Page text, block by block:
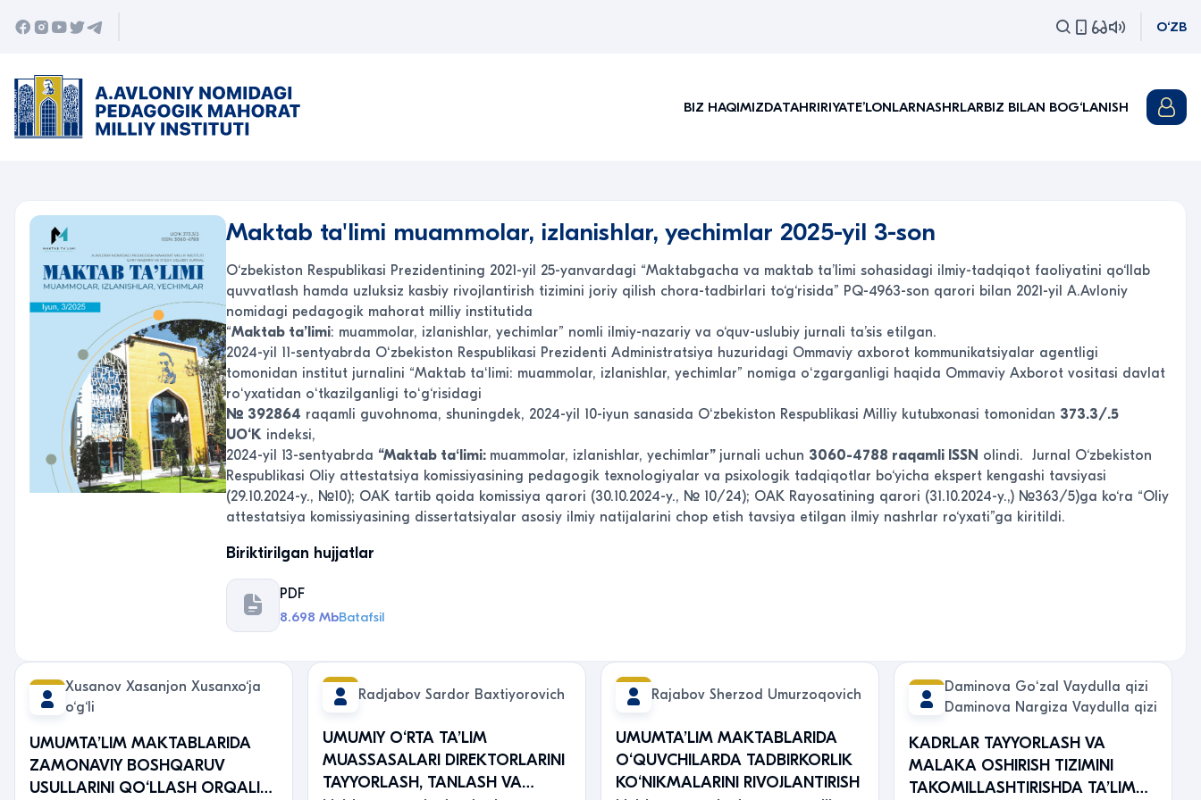
O‘ZB
BIZ HAQIMIZDATAHRIRIYATEʼLONLARNASHRLARBIZ BILAN BOG‘LANISH
Maktab ta'limi muammolar, izlanishlar, yechimlar 2025-yil 3-son
O‘zbekiston Respublikasi Prezidentining 2021-yil 25-yanvardagi “Maktabgacha va maktab ta’limi sohasidagi ilmiy-tadqiqot faoliyatini qo‘llab
quvvatlash hamda uzluksiz kasbiy rivojlantirish tizimini joriy qilish chora-tadbirlari to‘g‘risida” PQ-4963-son qarori bilan 2021-yil A.Avloniy
nomidagi pedagogik mahorat milliy institutida
“Maktab ta’limi: muammolar, izlanishlar, yechimlar” nomli ilmiy-nazariy va o‘quv-uslubiy jurnali ta’sis etilgan.
2024-yil 11-sentyabrda Oʻzbekiston Respublikasi Prezidenti Administratsiya huzuridagi Ommaviy axborot kommunikatsiyalar agentligi
tomonidan institut jurnalini “Maktab taʻlimi: muammolar, izlanishlar, yechimlar” nomiga oʻzgarganligi haqida Ommaviy Axborot vositasi davlat
roʻyxatidan oʻtkazilganligi toʻg‘risidagi
№ 392864 raqamli guvohnoma, shuningdek, 2024-yil 10-iyun sanasida Oʻzbekiston Respublikasi Milliy kutubxonasi tomonidan 373.3/.5
UO‘K indeksi,
2024-yil 13-sentyabrda “Maktab taʻlimi: muammolar, izlanishlar, yechimlar” jurnali uchun 3060-4788 raqamli ISSN olindi. Jurnal O‘zbekiston
Respublikasi Oliy attestatsiya komissiyasining pedagogik texnologiyalar va psixologik tadqiqotlar bo‘yicha ekspert kengashi tavsiyasi
(29.10.2024-y., №10); OAK tartib qoida komissiya qarori (30.10.2024-y., № 10/24); OAK Rayosatining qarori (31.10.2024-y.,) №363/5)ga ko‘ra “Oliy
attestatsiya komissiyasining dissertatsiyalar asosiy ilmiy natijalarini chop etish tavsiya etilgan ilmiy nashrlar ro‘yxati”ga kiritildi.
Biriktirilgan hujjatlar
PDF
8.698 MbBatafsil
Хusаnоv Хаsаnjоn Хusаnхо‘jа
о‘g‘li
UMUMTA’LIM MAKTABLARIDA
ZAMONAVIY BOSHQARUV
USULLARINI QO‘LLASH ORQALI
Radjabov Sardor Baxtiyorovich
UMUMIY O‘RTA TA’LIM
MUASSASALARI DIREKTORLARINI
TAYYORLASH, TANLASH VA
Rajabov Sherzod Umurzoqovich
UMUMTA’LIM MAKTABLARIDA
O‘QUVCHILARDA TADBIRKORLIK
KO‘NIKMALARINI RIVOJLANTIRISH
Daminova Goʻzal Vaydulla qizi
Daminova Nargiza Vaydulla qizi
KADRLAR TAYYORLASH VA
MALAKA OSHIRISH TIZIMINI
TAKOMILLASHTIRISHDA TA’LIM